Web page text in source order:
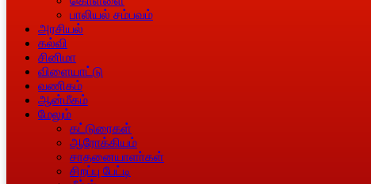
பாலியல் சம்பவம்
அரசியல்
கல்வி
சினிமா
விளையாட்டு
வணிகம்
ஆன்மீகம்
மேலும்
கட்டுரைகள்
ஆரோக்கியம்
சாதனையாளா்கள்
சிறப்பு பேட்டி